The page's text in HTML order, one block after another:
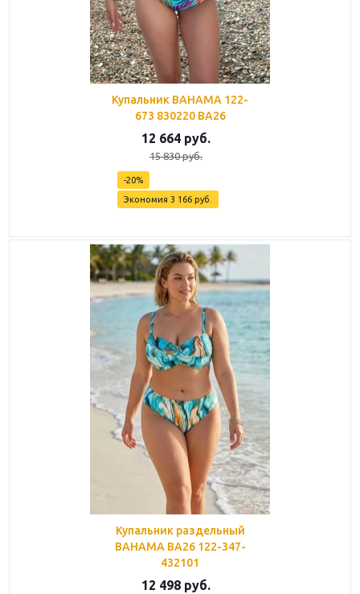
Купальник BAHAMA 122-
673 830220 BA26
12 664 руб.
15 830руб.
-20%
Экономия 3 166руб.
Купальник раздельный
BAHAMA BA26 122-347-
432101
12 498 руб.